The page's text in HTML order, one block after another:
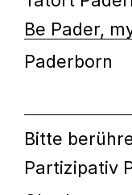
Be Pader,
Paderborn
Bitte
Partizipativ